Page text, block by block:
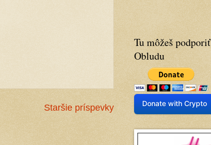
Staršie príspevky
Tu môžeš podporiť
Obludu
Donate with Crypto